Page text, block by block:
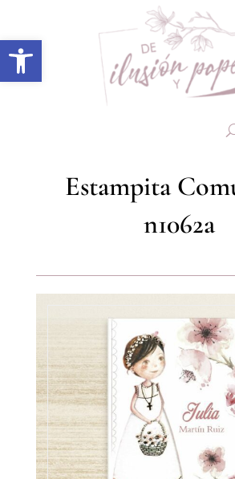
Abrir barra de herramientas
Estampita
n1062a